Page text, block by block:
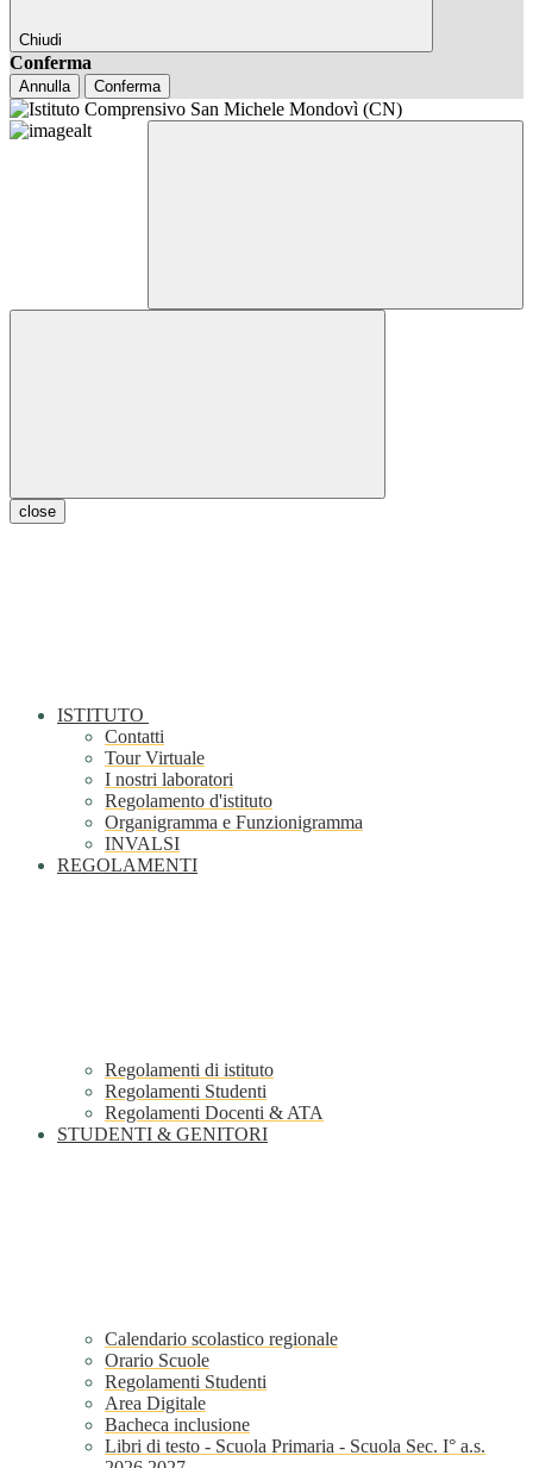
Chiudi
Conferma
Annulla Conferma
close
ISTITUTO
Contatti
Tour Virtuale
I nostri laboratori
Regolamento d'istituto
Organigramma e Funzionigramma
INVALSI
REGOLAMENTI
Regolamenti di istituto
Regolamenti Studenti
Regolamenti Docenti & ATA
STUDENTI & GENITORI
Calendario scolastico regionale
Orario Scuole
Regolamenti Studenti
Area Digitale
Bacheca inclusione
Libri di testo - Scuola Primaria - Scuola Sec. I° a.s.